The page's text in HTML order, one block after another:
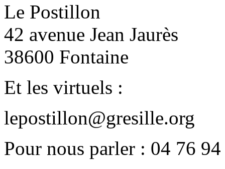
Le Postillon
42 avenue Jean Jaurès
38600 Fontaine
Et les virtuels :
lepostillon@gresille.org
Pour nous parler : 04 76